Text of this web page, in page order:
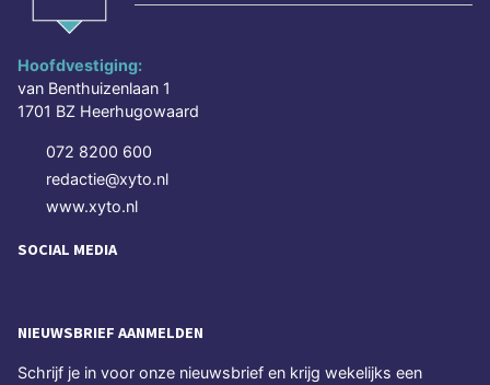
Hoofdvestiging:
van Benthuizenlaan 1
1701 BZ Heerhugowaard
072 8200 600
redactie@xyto.nl
www.xyto.nl
SOCIAL MEDIA
NIEUWSBRIEF AANMELDEN
Schrijf je in voor onze nieuwsbrief en krijg wekelijks een